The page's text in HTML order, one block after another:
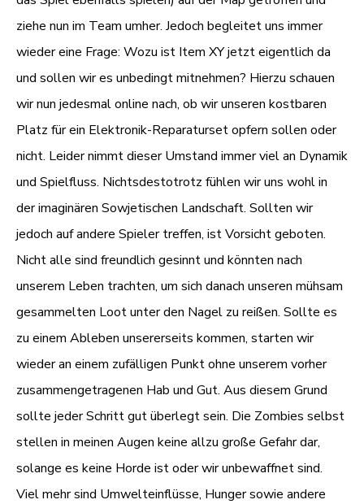
ziehe nun im Team umher. Jedoch begleitet uns immer
wieder eine Frage: Wozu ist Item XY jetzt eigentlich da
und sollen wir es unbedingt mitnehmen? Hierzu schauen
wir nun jedesmal online nach, ob wir unseren kostbaren
Platz für ein Elektronik-Reparaturset opfern sollen oder
nicht. Leider nimmt dieser Umstand immer viel an Dynamik
und Spielfluss. Nichtsdestotrotz fühlen wir uns wohl in
der imaginären Sowjetischen Landschaft. Sollten wir
jedoch auf andere Spieler treffen, ist Vorsicht geboten.
Nicht alle sind freundlich gesinnt und könnten nach
unserem Leben trachten, um sich danach unseren mühsam
gesammelten Loot unter den Nagel zu reißen. Sollte es
zu einem Ableben unsererseits kommen, starten wir
wieder an einem zufälligen Punkt ohne unserem vorher
zusammengetragenen Hab und Gut. Aus diesem Grund
sollte jeder Schritt gut überlegt sein. Die Zombies selbst
stellen in meinen Augen keine allzu große Gefahr dar,
solange es keine Horde ist oder wir unbewaffnet sind.
Viel mehr sind Umwelteinflüsse, Hunger sowie andere